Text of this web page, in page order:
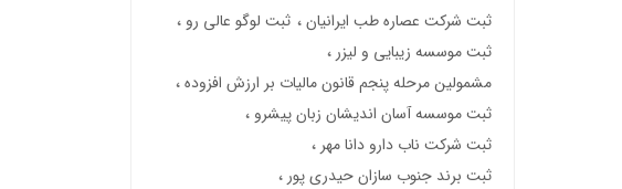
ثبت شرکت عصاره طب ایرانیان
ثبت لوگو عالی رو
ثبت موسسه زیبایی و لیزر
مشمولین مرحله پنجم قانون مالیات بر ارزش افزوده
ثبت موسسه آسان اندیشان زبان پیشرو
ثبت شرکت ناب دارو دانا مهر
ثبت برند جنوب سازان حیدری پور